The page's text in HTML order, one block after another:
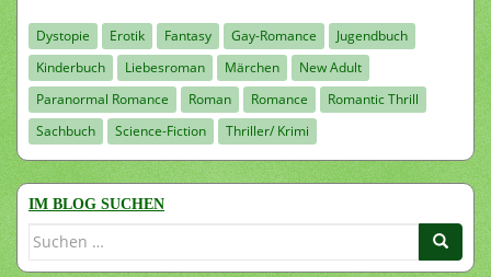
Dystopie Erotik Fantasy Gay-Romance
Jugendbuch
Kinderbuch
Liebesroman Märchen
New Adult
Paranormal Romance
Roman Romance
Romantic Thrill
Sachbuch
Science-Fiction Thriller/ Krimi
IM BLOG SUCHEN
Suchen